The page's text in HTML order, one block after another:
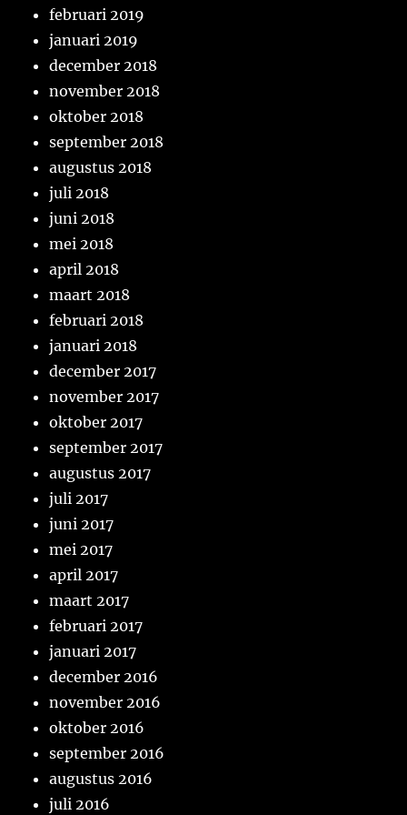
februari 2019
januari 2019
december 2018
november 2018
oktober 2018
september 2018
augustus 2018
juli 2018
juni 2018
mei 2018
april 2018
maart 2018
februari 2018
januari 2018
december 2017
november 2017
oktober 2017
september 2017
augustus 2017
juli 2017
juni 2017
mei 2017
april 2017
maart 2017
februari 2017
januari 2017
december 2016
november 2016
oktober 2016
september 2016
augustus 2016
juli 2016